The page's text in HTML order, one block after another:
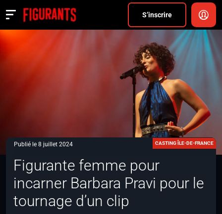
S’inscrire
Actualités
ANNONCER
CONNEXION
Publié le 8 juillet 2024 CASTING ÎLE-DE-FRANCE
Figurante femme pour
incarner Barbara Pravi pour le
tournage d’un clip